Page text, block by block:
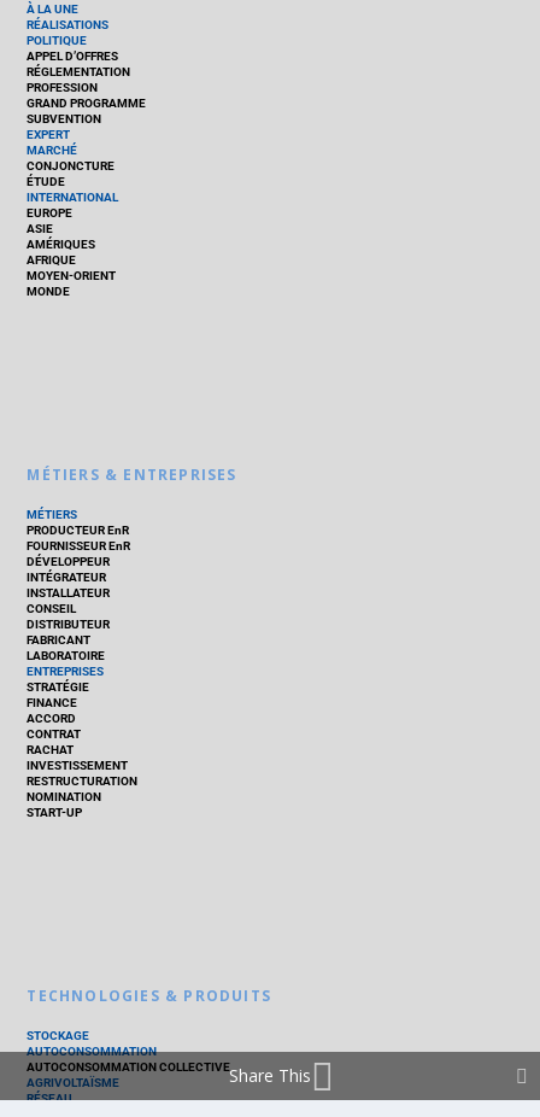
À LA UNE
RÉALISATIONS
POLITIQUE
APPEL D’OFFRES
RÉGLEMENTATION
PROFESSION
GRAND PROGRAMME
SUBVENTION
EXPERT
MARCHÉ
CONJONCTURE
ÉTUDE
INTERNATIONAL
EUROPE
ASIE
AMÉRIQUES
AFRIQUE
MOYEN-ORIENT
MONDE
MÉTIERS & ENTREPRISES
MÉTIERS
PRODUCTEUR EnR
FOURNISSEUR EnR
DÉVELOPPEUR
INTÉGRATEUR
INSTALLATEUR
CONSEIL
DISTRIBUTEUR
FABRICANT
LABORATOIRE
ENTREPRISES
STRATÉGIE
FINANCE
ACCORD
CONTRAT
RACHAT
INVESTISSEMENT
RESTRUCTURATION
NOMINATION
START-UP
TECHNOLOGIES & PRODUITS
STOCKAGE
AUTOCONSOMMATION
AUTOCONSOMMATION COLLECTIVE
AGRIVOLTAÏSME
RÉSEAU
Share This